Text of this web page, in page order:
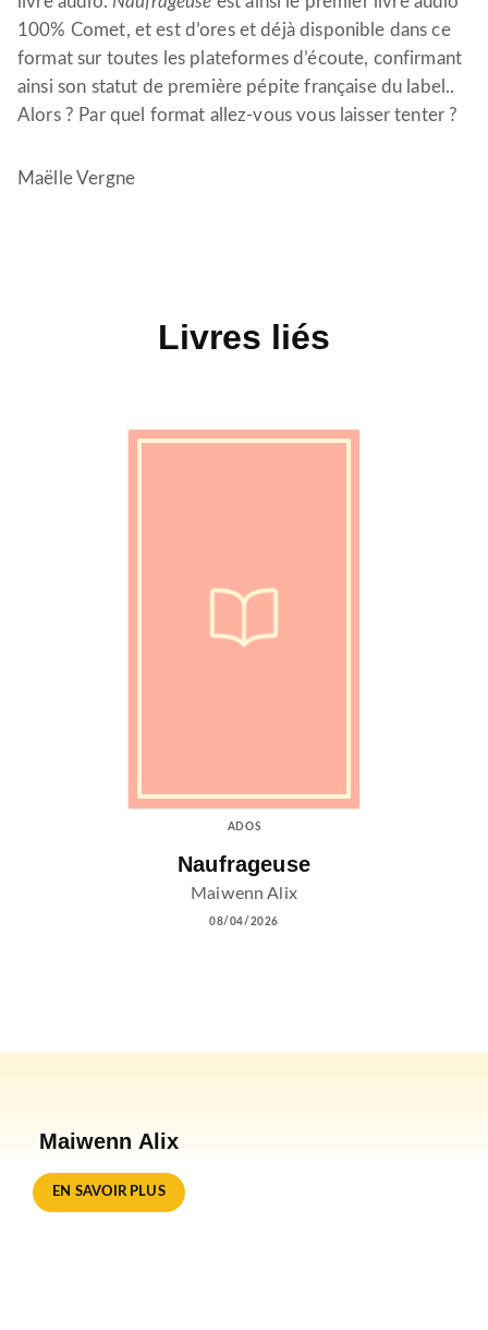
100% Comet, et est d’ores et déjà disponible dans ce
format sur toutes les plateformes d’écoute, confirmant
ainsi son statut de première pépite française du label..
Alors ? Par quel format allez-vous vous laisser tenter ?
Maëlle Vergne
Livres liés
ADOS
Naufrageuse
Maiwenn Alix
08/04/2026
Maiwenn Alix
EN SAVOIR PLUS